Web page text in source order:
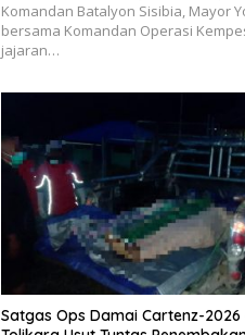
Komandan Batalyon Sisibia, Mayor
bersama Komandan Operasi
jajaran…
Satgas Ops Damai Cartenz-2026